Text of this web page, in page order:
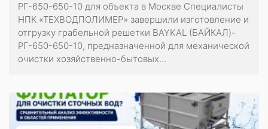
РГ-650-650-10 для объекта в Москве Специалисты
НПК «ТЕХВОДПОЛИМЕР» завершили изготовление и
отгрузку грабельной решетки BAYKAL (БАЙКАЛ)-
РГ-650-650-10, предназначенной для механической
очистки хозяйственно-бытовых...